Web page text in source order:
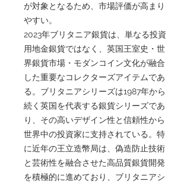
が対象となるため、市場評価が高まり
やすい。
2023年ブリタニア銀貨は、単なる投資
用地金銀貨ではなく、英国王室史・世
界銀貨市場・モダンコイン文化が融合
した重要なコレクターズアイテムであ
る。ブリタニアシリーズは1987年から
続く英国を代表する銀貨シリーズであ
り、その高いデザイン性と信頼性から
世界中の投資家に支持されている。特
に近年の王立造幣局は、偽造防止技術
と芸術性を融合させた高品質銀貨開発
を積極的に進めており、ブリタニアシ